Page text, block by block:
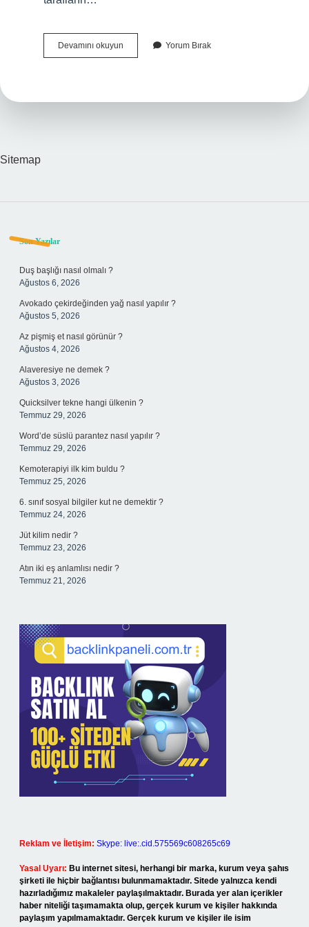
Devamını okuyun Arabulucu
Nereye
Yorum Bırak
Sitemap
Sidebar
Son Yazılar
Duş başlığı nasıl olmalı ?
Ağustos 6, 2026
Avokado çekirdeğinden yağ nasıl yapılır ?
Ağustos 5, 2026
Az pişmiş et nasıl görünür ?
Ağustos 4, 2026
Alaveresiye ne demek ?
Ağustos 3, 2026
Quicksilver tekne hangi ülkenin ?
Temmuz 29, 2026
Word’de süslü parantez nasıl yapılır ?
Temmuz 29, 2026
Kemoterapiyi ilk kim buldu ?
Temmuz 25, 2026
6. sınıf sosyal bilgiler kut ne demektir ?
Temmuz 24, 2026
Jüt kilim nedir ?
Temmuz 23, 2026
Atın iki eş anlamlısı nedir ?
Temmuz 21, 2026
Reklam ve İletişim: Skype: live:.cid.575569c608265c69
Yasal Uyarı: Bu internet sitesi, herhangi bir marka, kurum veya şahıs
şirketi ile hiçbir bağlantısı bulunmamaktadır. Sitede yalnızca kendi
hazırladığımız makaleler paylaşılmaktadır. Burada yer alan içerikler
haber niteliği taşımamakta olup, gerçek kurum ve kişiler hakkında
paylaşım yapılmamaktadır. Gerçek kurum ve kişiler ile isim